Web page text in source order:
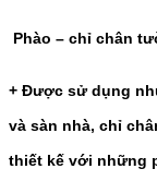
Phào – chỉ chân
+ Được sử dụng
và sàn nhà, chỉ
thiết kế với những